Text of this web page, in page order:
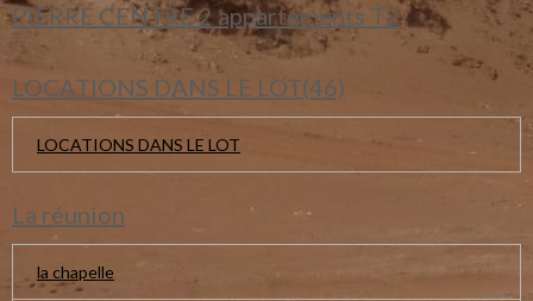
PIERRE CENTRE 2 appartements T2
LOCATIONS DANS LE LOT(46)
LOCATIONS DANS LE LOT
La réunion
la chapelle